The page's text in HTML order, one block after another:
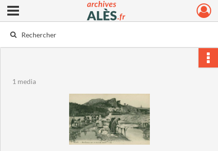
Archives municipales d'Alès
Ouvrir le menu déroulant
1 media